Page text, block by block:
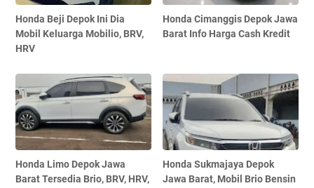
Honda Beji Depok Ini Dia
Mobil Keluarga Mobilio, BRV,
HRV
Honda Cimanggis Depok Jawa
Barat Info Harga Cash Kredit
Honda Limo Depok Jawa
Barat Tersedia Brio, BRV, HRV,
Honda Sukmajaya Depok
Jawa Barat, Mobil Brio Bensin